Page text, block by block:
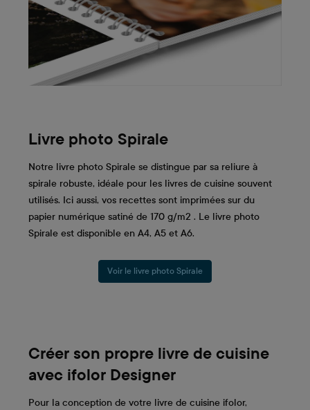
Livre photo Spirale
Notre livre photo Spirale se distingue par sa reliure à
spirale robuste, idéale pour les livres de cuisine souvent
utilisés. Ici aussi, vos recettes sont imprimées sur du
papier numérique satiné de 170 g/m2 . Le livre photo
Spirale est disponible en A4, A5 et A6.
Voir le livre photo Spirale
Créer son propre livre de cuisine
avec ifolor Designer
Pour la conception de votre livre de cuisine ifolor,